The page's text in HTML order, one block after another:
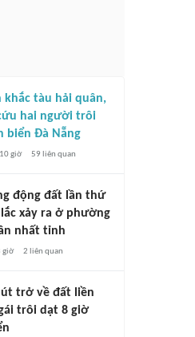
khắc tàu hải quân,
hai người trôi
biển Đà Nẵng
10 giờ 59 liên quan
động đất lần thứ
xảy ra ở phường
nhất tỉnh
giờ 2 liên quan
trở về đất liền
trôi dạt 8 giờ